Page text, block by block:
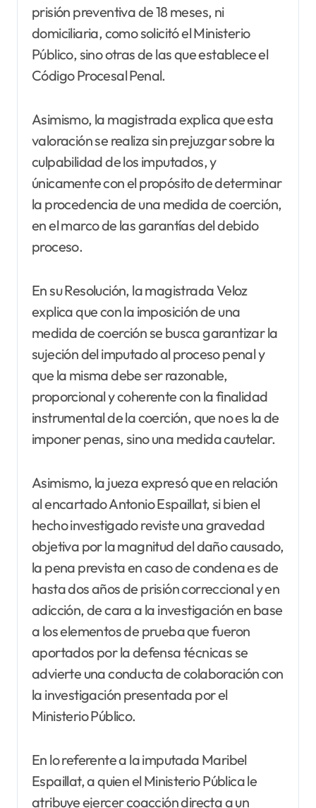
prisión preventiva de 18 meses, ni
domiciliaria, como solicitó el Ministerio
Público, sino otras de las que establece el
Código Procesal Penal.
Asimismo, la magistrada explica que esta
valoración se realiza sin prejuzgar sobre la
culpabilidad de los imputados, y
únicamente con el propósito de determinar
la procedencia de una medida de coerción,
en el marco de las garantías del debido
proceso.
En su Resolución, la magistrada Veloz
explica que con la imposición de una
medida de coerción se busca garantizar la
sujeción del imputado al proceso penal y
que la misma debe ser razonable,
proporcional y coherente con la finalidad
instrumental de la coerción, que no es la de
imponer penas, sino una medida cautelar.
Asimismo, la jueza expresó que en relación
al encartado Antonio Espaillat, si bien el
hecho investigado reviste una gravedad
objetiva por la magnitud del daño causado,
la pena prevista en caso de condena es de
hasta dos años de prisión correccional y en
adicción, de cara a la investigación en base
a los elementos de prueba que fueron
aportados por la defensa técnicas se
advierte una conducta de colaboración con
la investigación presentada por el
Ministerio Público.
En lo referente a la imputada Maribel
Espaillat, a quien el Ministerio Pública le
atribuye ejercer coacción directa a un